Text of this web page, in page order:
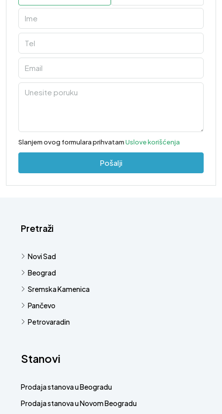
Slanjem ovog formulara prihvatamUslove korišćenja
Pošalji
Pretraži
Novi Sad
Beograd
Sremska Kamenica
Pančevo
Petrovaradin
Stanovi
Prodaja stanova u Beogradu
Prodaja stanova u Novom Beogradu